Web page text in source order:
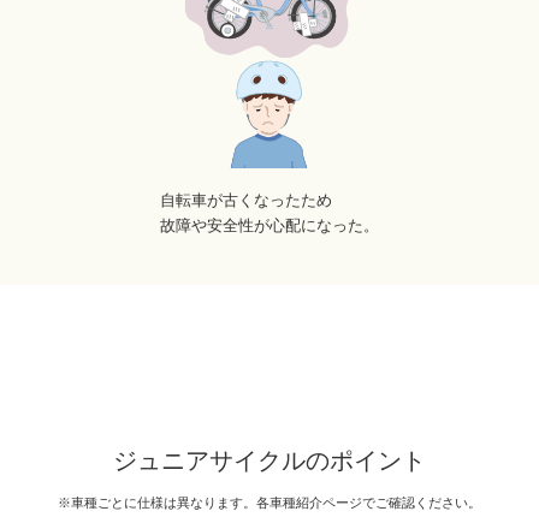
自転車が古くなったため
故障や安全性が心配になった。
ジュニアサイクルのポイント
※車種ごとに仕様は異なります。各車種紹介ページでご確認ください。